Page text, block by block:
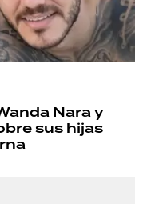
Nara y
sus hijas